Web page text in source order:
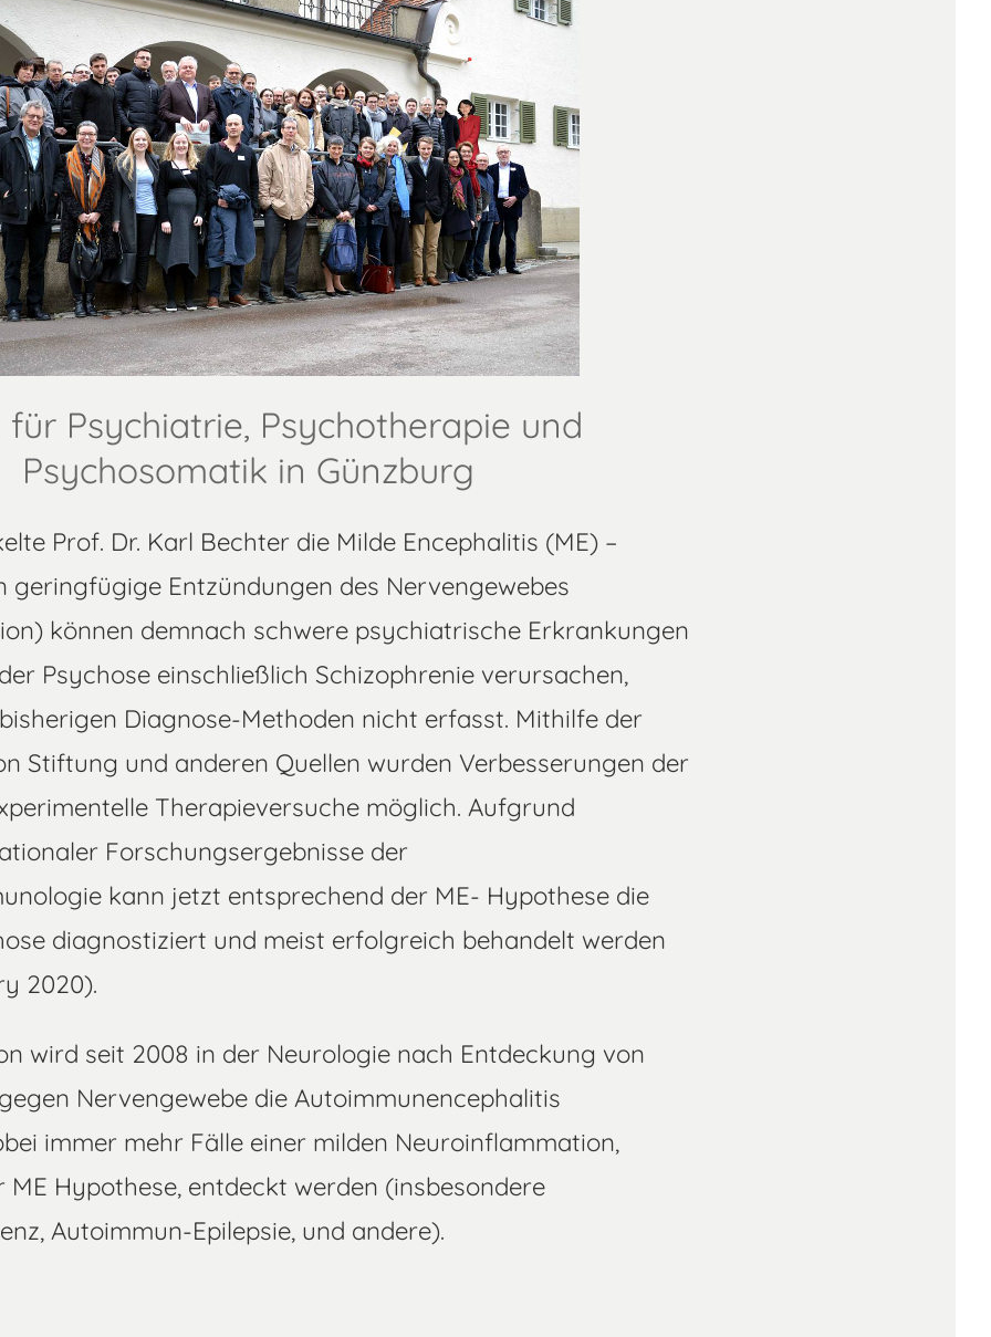
für Psychiatrie, Psychotherapie und
Psychosomatik in Günzburg
Prof. Dr. Karl Bechter die Milde Encephalitis (ME) –
geringfügige Entzündungen des Nervengewebes
können demnach schwere psychiatrische Erkrankungen
Psychose einschließlich Schizophrenie verursachen,
Diagnose-Methoden nicht erfasst. Mithilfe der
Stiftung und anderen Quellen wurden Verbesserungen der
Therapieversuche möglich. Aufgrund
Forschungsergebnisse der
kann jetzt entsprechend der ME- Hypothese die
diagnostiziert und meist erfolgreich behandelt werden
2020).
wird seit 2008 in der Neurologie nach Entdeckung von
Nervengewebe die Autoimmunencephalitis
immer mehr Fälle einer milden Neuroinflammation,
ME Hypothese, entdeckt werden (insbesondere
Autoimmun-Epilepsie, und andere).